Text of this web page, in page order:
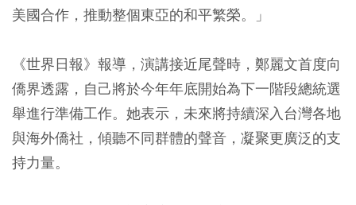
美國合作，推動整個東亞的和平繁榮。」
《世界日報》報導，演講接近尾聲時，鄭麗文首度向
僑界透露，自己將於今年年底開始為下一階段總統選
舉進行準備工作。她表示，未來將持續深入台灣各地
與海外僑社，傾聽不同群體的聲音，凝聚更廣泛的支
持力量。